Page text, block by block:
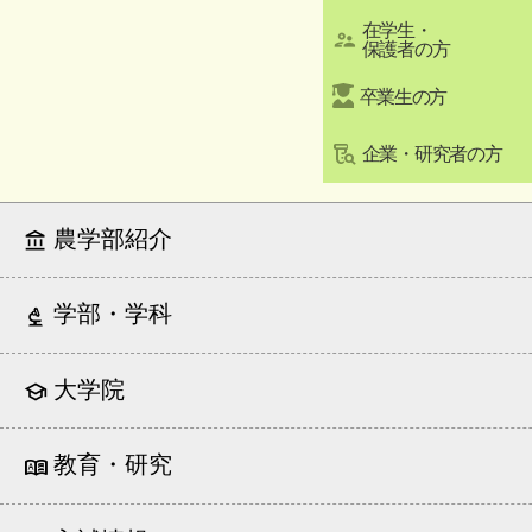
在学生・
保護者の方
卒業生の方
企業・研究者の方
農学部紹介
学部・学科
大学院
教育・研究